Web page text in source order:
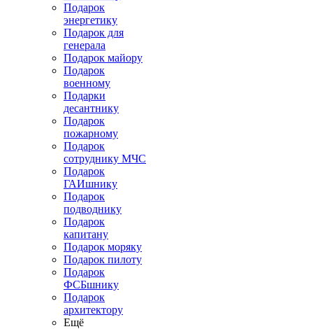
Подарок
энергетику
Подарок для
генерала
Подарок майору
Подарок
военному
Подарки
десантнику
Подарок
пожарному
Подарок
сотруднику МЧС
Подарок
ГАИшнику
Подарок
подводнику
Подарок
капитану
Подарок моряку
Подарок пилоту
Подарок
ФСБшнику
Подарок
архитектору
Ещё